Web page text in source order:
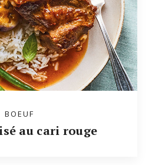
BOEUF
au cari rouge